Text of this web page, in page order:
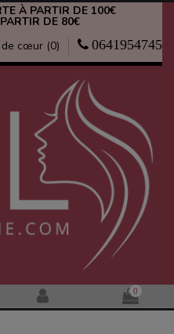
À PARTIR DE 100€
DE 80€
de cœur (0) 0641954745
0